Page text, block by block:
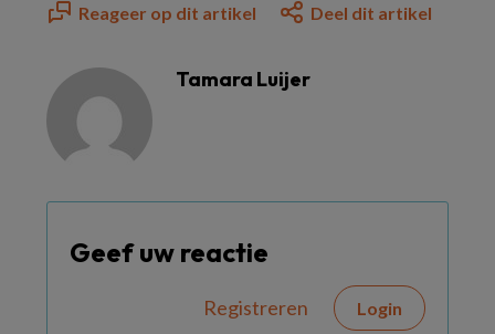
Reageer op dit artikel Deel dit artikel
Tamara Luijer
Geef uw reactie
Registreren Login